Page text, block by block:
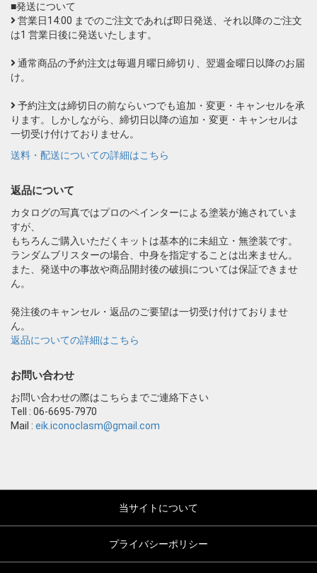
■発送について
営業日14:00 までのご注文であれば即日発送、それ以降のご注文
は1 営業日後に発送いたします。
通常商品の予約注文は毎週月曜日締切り、翌週金曜日以降のお届
け。
予約注文は締切日の前ならいつでも追加・変更・キャンセルを承
ります。しかしながら、締切日以降の追加・変更・キャンセルは
一切受け付けておりません。
送料・配送についての詳細はこちら
返品について
カタログの写真ではプロのペインターによる塗装が施されていま
すが、
もちろんご購入いただくキットは基本的に未組立・無塗装です。
ランダムブリスターの場合、中身を指定することは出来ません。
また、発送中の事故や商品開封後の破損については保証できませ
ん。
発注後のキャンセル・返品のご要望は一切受け付けておりませ
ん。
返品についての詳細はこちら
お問い合わせ
お問い合わせの際はこちらまでご連絡下さい
Tell : 06-6695-7970
Mail : eik.iconoclasm@gmail.com
当サイトについて
プライバシーポリシー